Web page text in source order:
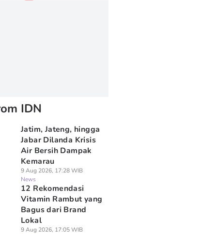
IDN
Jatim, Jateng, hingga
Jabar Dilanda Krisis
Air Bersih Dampak
Kemarau
9 Aug 2026, 17:28 WIB
News
12 Rekomendasi
Vitamin Rambut yang
Bagus dari Brand
Lokal
9 Aug 2026, 17:05 WIB